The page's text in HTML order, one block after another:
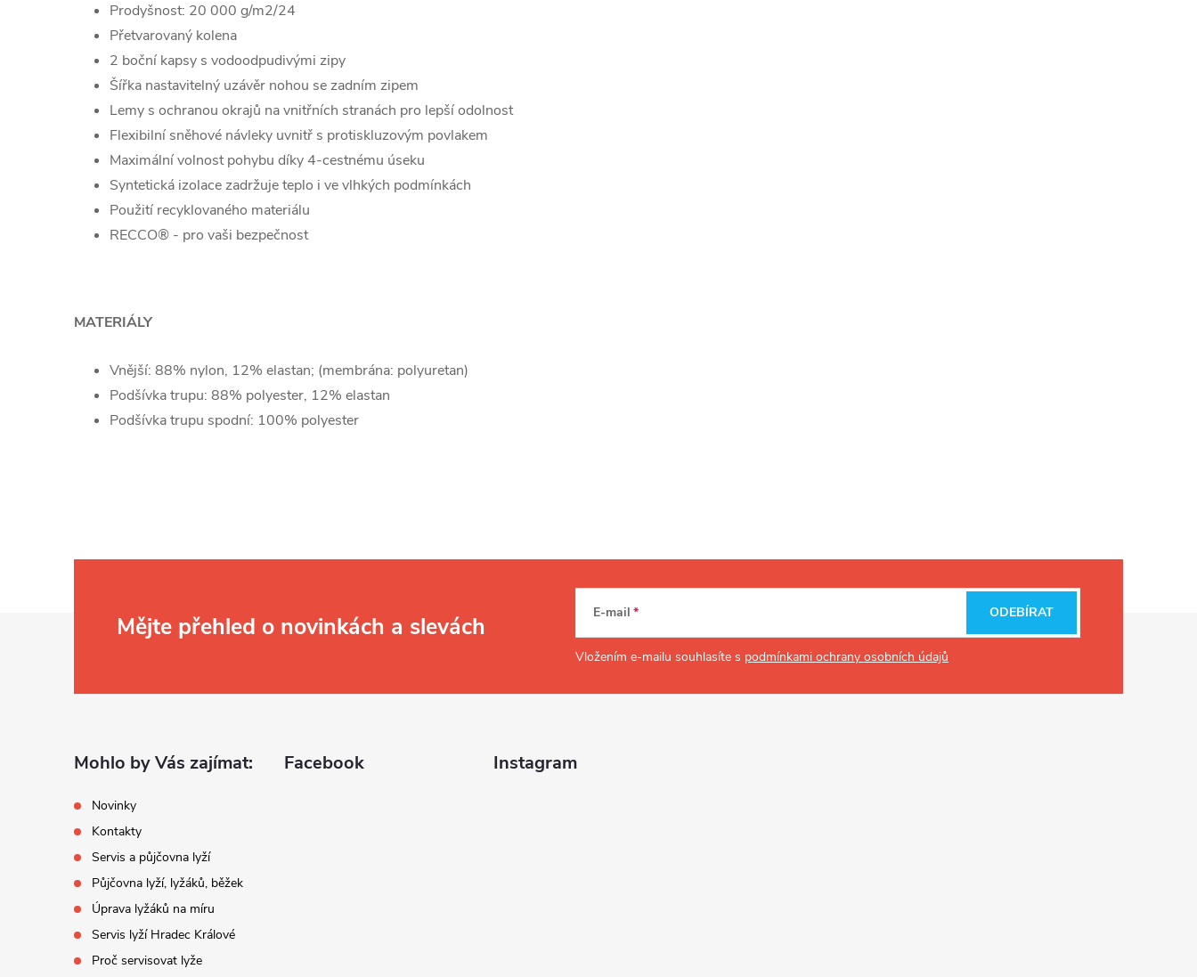
Prodyšnost: 20 000 g/m2/24
Přetvarovaný kolena
2 boční kapsy s vodoodpudivými zipy
Šířka nastavitelný uzávěr nohou se zadním zipem
Lemy s ochranou okrajů na vnitřních stranách pro lepší odolnost
Flexibilní sněhové návleky uvnitř s protiskluzovým povlakem
Maximální volnost pohybu díky 4-cestnému úseku
Syntetická izolace zadržuje teplo i ve vlhkých podmínkách
Použití recyklovaného materiálu
RECCO® - pro vaši bezpečnost
MATERIÁLY
Vnější: 88% nylon, 12% elastan; (membrána: polyuretan)
Podšívka trupu: 88% polyester, 12% elastan
Podšívka trupu spodní: 100% polyester
Mějte přehled o novinkách a slevách E-mail
Vložením e-mailu souhlasíte s podmínkami ochrany osobních údajů
ODEBÍRAT
Mohlo by Vás zajímat:
Novinky
Kontakty
Servis a půjčovna lyží
Půjčovna lyží, lyžáků, běžek
Úprava lyžáků na míru
Servis lyží Hradec Králové
Proč servisovat lyže
Facebook Instagram